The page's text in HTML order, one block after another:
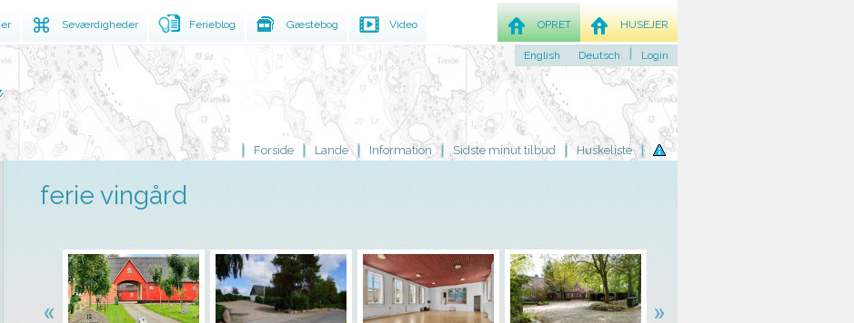
Forside Lande Information Sidste minut tilbud Huskeliste
ferie vingård
Seværdigheder Ferieblog Gæstebog Video HUSEJER
OPRET
English Deutsch Login